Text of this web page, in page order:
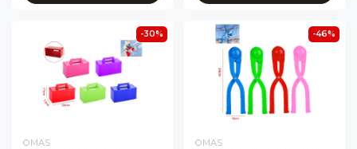
-30%
OMAS
-46%
OMAS